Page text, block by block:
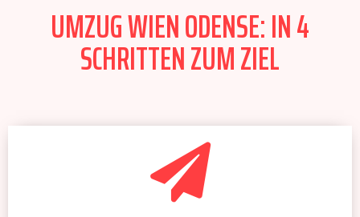
UMZUG WIEN ODENSE: IN 4
SCHRITTEN ZUM ZIEL